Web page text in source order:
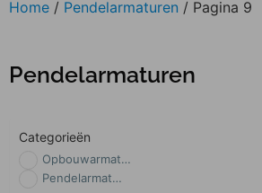
Home / Pendelarmaturen / Pagina 9
Pendelarmaturen
Categorieën
Opbouwarmaturen
Pendelarmaturen